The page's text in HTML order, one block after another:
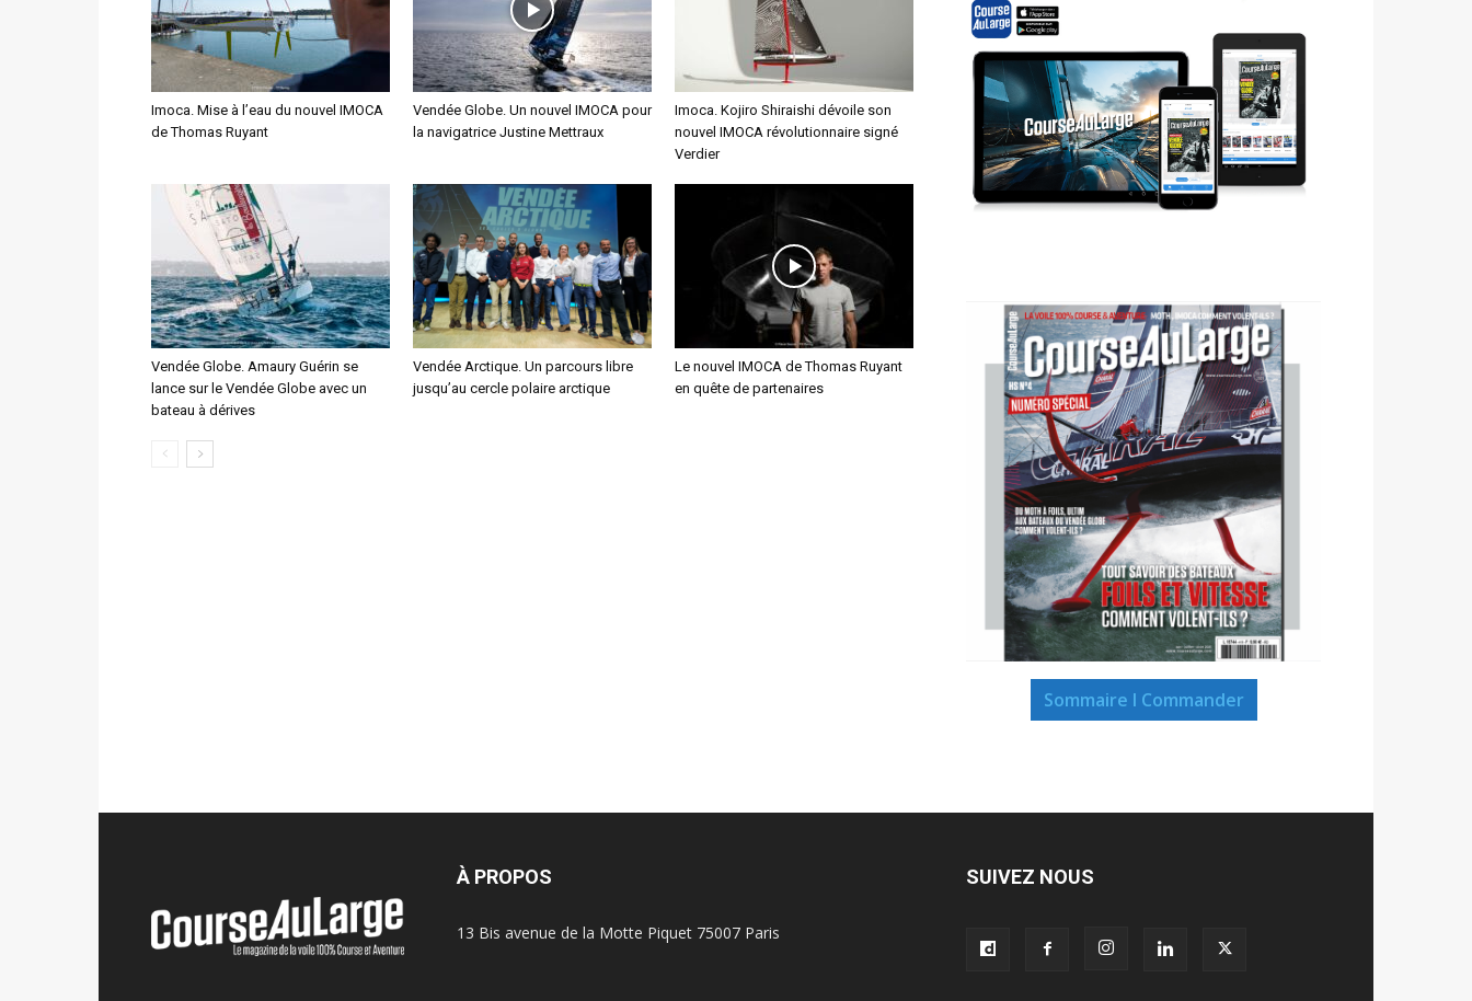
Imoca. Mise à l’eau du nouvel IMOCA
de Thomas Ruyant
Vendée Globe. Un nouvel IMOCA pour
la navigatrice Justine Mettraux
Imoca. Kojiro Shiraishi dévoile son
nouvel IMOCA révolutionnaire signé
Verdier
Vendée Globe. Amaury Guérin se
lance sur le Vendée Globe avec un
bateau à dérives
Vendée Arctique. Un parcours libre
jusqu’au cercle polaire arctique
Le nouvel IMOCA de Thomas Ruyant
en quête de partenaires
Sommaire I Commander
À PROPOS
13 Bis avenue de la Motte Piquet 75007 Paris
SUIVEZ NOUS